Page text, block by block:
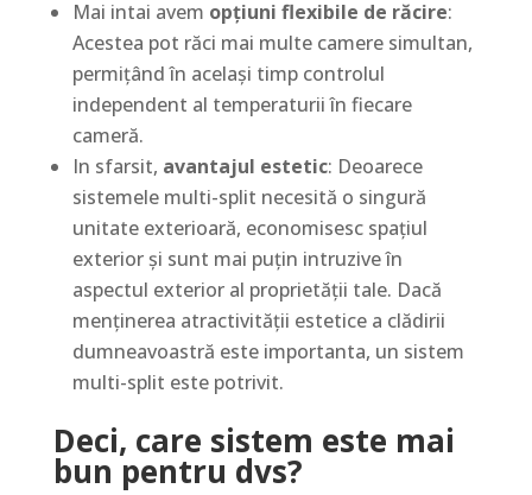
Mai intai avem opțiuni flexibile de răcire:
Acestea pot răci mai multe camere simultan,
permițând în același timp controlul
independent al temperaturii în fiecare
cameră.
In sfarsit, avantajul estetic: Deoarece
sistemele multi-split necesită o singură
unitate exterioară, economisesc spațiul
exterior și sunt mai puțin intruzive în
aspectul exterior al proprietății tale. Dacă
menținerea atractivității estetice a clădirii
dumneavoastră este importanta, un sistem
multi-split este potrivit.
Deci, care sistem este mai
bun pentru dvs?